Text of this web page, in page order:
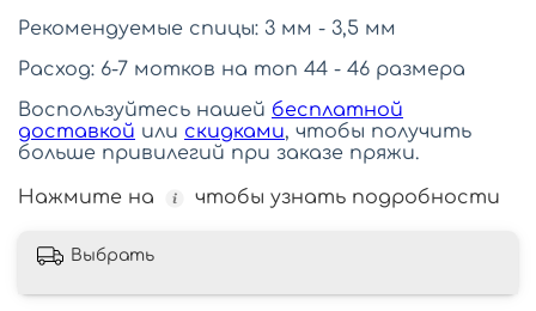
Рекомендуемые спицы: 3 мм - 3,5 мм
Расход: 6-7 мотков на топ 44 - 46 размера
Воспользуйтесь нашей бесплатной
доставкой или скидками, чтобы получить
больше привилегий при заказе пряжи.
Нажмите на чтобы узнать подробности
Выбрать